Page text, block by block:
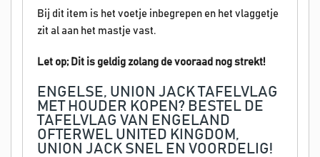
Bij dit item is het voetje inbegrepen en het vlaggetje
zit al aan het mastje vast.
Let op; Dit is geldig zolang de vooraad nog strekt!
ENGELSE, UNION JACK TAFELVLAG
MET HOUDER KOPEN? BESTEL DE
TAFELVLAG VAN ENGELAND
OFTERWEL UNITED KINGDOM,
UNION JACK SNEL EN VOORDELIG!